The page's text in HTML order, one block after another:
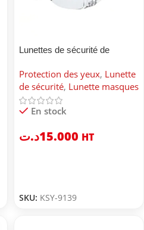
Lunettes de sécurité de
Protection des yeux, Lunette
de sécurité, Lunette masques
En stock
15.000د.ت HT
SKU: KSY-9139